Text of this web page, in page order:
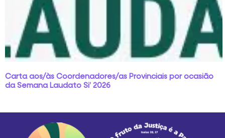
Carta aos/às Coordenadores/as Provinciais por ocasião
da Semana Laudato Si’ 2026